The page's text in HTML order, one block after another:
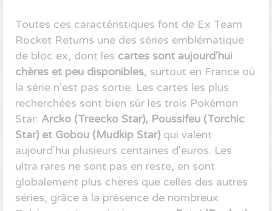
Toutes ces caractéristiques font de Ex Team
Rocket Returns une des séries emblématique
de bloc ex, dont les cartes sont aujourd'hui
chères et peu disponibles, surtout en France où
la série n'est pas sortie. Les cartes les plus
recherchées sont bien sûr les trois Pokémon
Star: Arcko (Treecko Star), Poussifeu (Torchic
Star) et Gobou (Mudkip Star) qui valent
aujourd'hui plusieurs centaines d'euros. Les
ultra rares ne sont pas en reste, en sont
globalement plus chères que celles des autres
séries, grâce à la présence de nombreux